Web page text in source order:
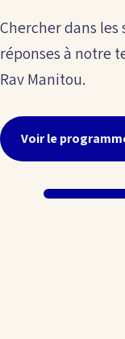
Chercher dans les
réponses à notre
Rav Manitou.
Voir le